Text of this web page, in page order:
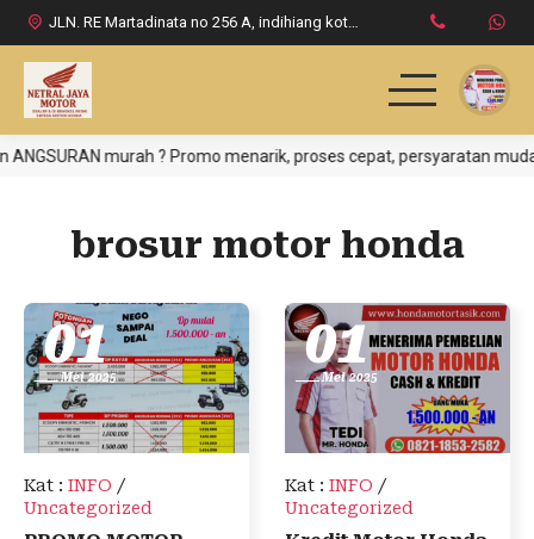
JLN. RE Martadinata no 256 A, indihiang kota tasikmalaya
HOME
PRODUK HONDA
INFO & PROMO
LOKASI DEALER
murah ? Promo menarik, proses cepat, persyaratan
brosur motor honda
01
Mei 2025
Kat : INFO /
Uncategorized
01
Mei 2025
Kat : INFO /
Uncategorized